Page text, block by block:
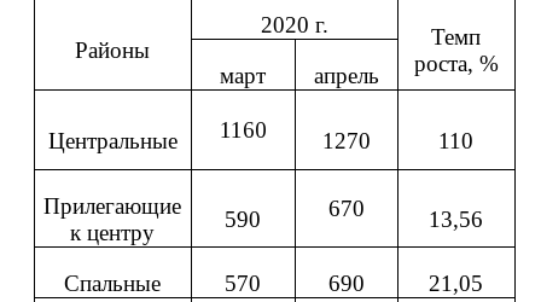
Районы
2020 г.
Темп
роста, %
март апрель
Центральные 1160 1270 110
Прилегающие
к центру
590 670 13,56
Спальные 570 690
21,05